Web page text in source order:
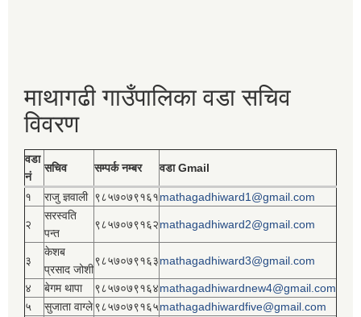
माथागढी गाउँपालिका वडा सचिव
विवरण
वडा
नं
सचिव सम्पर्क नम्बर वडा Gmail
१ राजु ज्ञवाली ९८५७०७९१६१mathagadhiward1@gmail.com
२
सरस्वति
पन्त
९८५७०७९१६२mathagadhiward2@gmail.com
३
केशब
प्रसाद जोशी
९८५७०७९१६३mathagadhiward3@gmail.com
४ बेगम थापा ९८५७०७९१६४mathagadhiwardnew4@gmail.com
५
सुजाता वाग्ले९८५७०७९१६५mathagadhiwardfive@gmail.com